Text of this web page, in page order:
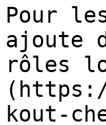
Pour
ajoute
rôles
kout-